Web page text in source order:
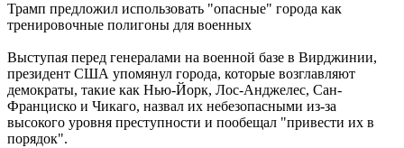
Трамп предложил использовать "опасные" города как
тренировочные полигоны для военных
Выступая перед генералами на военной базе в Вирджинии,
президент США упомянул города, которые возглавляют
демократы, такие как Нью-Йорк, Лос-Анджелес, Сан-
Франциско и Чикаго, назвал их небезопасными из-за
высокого уровня преступности и пообещал "привести их в
порядок".